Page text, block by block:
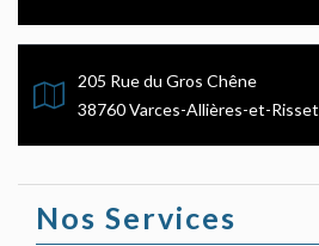
205 Rue du Gros Chêne
38760 Varces-Allières-et-Risset
Nos Services